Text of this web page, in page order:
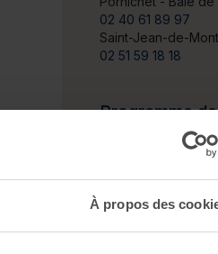
À propos des
02 40 61 89 97
Saint-Jean-de-
02 51 59 18 18
Programme
Soin thalasso
1 accès au
pour tout le
1 soin visage